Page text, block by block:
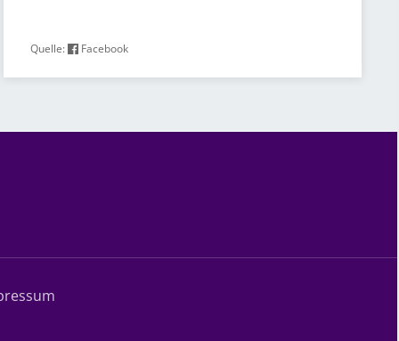
Quelle: Facebook